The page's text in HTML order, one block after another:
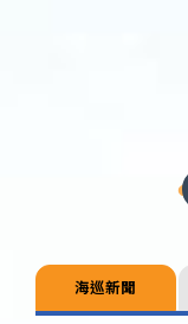
海巡新聞